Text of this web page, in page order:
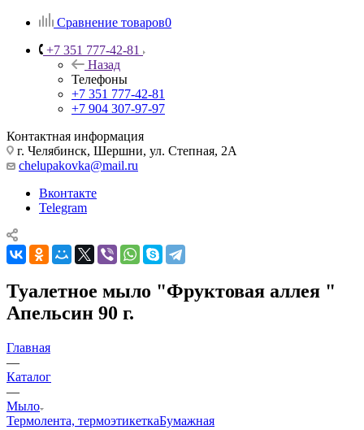
Сравнение товаров0
+7 351 777-42-81
Назад
Телефоны
+7 351 777-42-81
+7 904 307-97-97
Контактная информация
г. Челябинск, Шершни, ул. Степная, 2А
chelupakovka@mail.ru
Вконтакте
Telegram
Туалетное мыло "Фруктовая аллея "
Апельсин 90 г.
Главная
—
Каталог
—
Мыло
Термолента, термоэтикеткаБумажная